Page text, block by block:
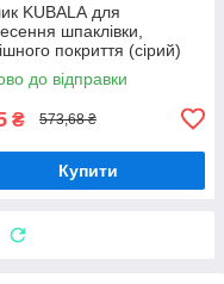
KUBALА для
шпаклівки,
покриття (сірий)
80 мм з ручкою в
до відправки
₴ 573,68 ₴
Купити